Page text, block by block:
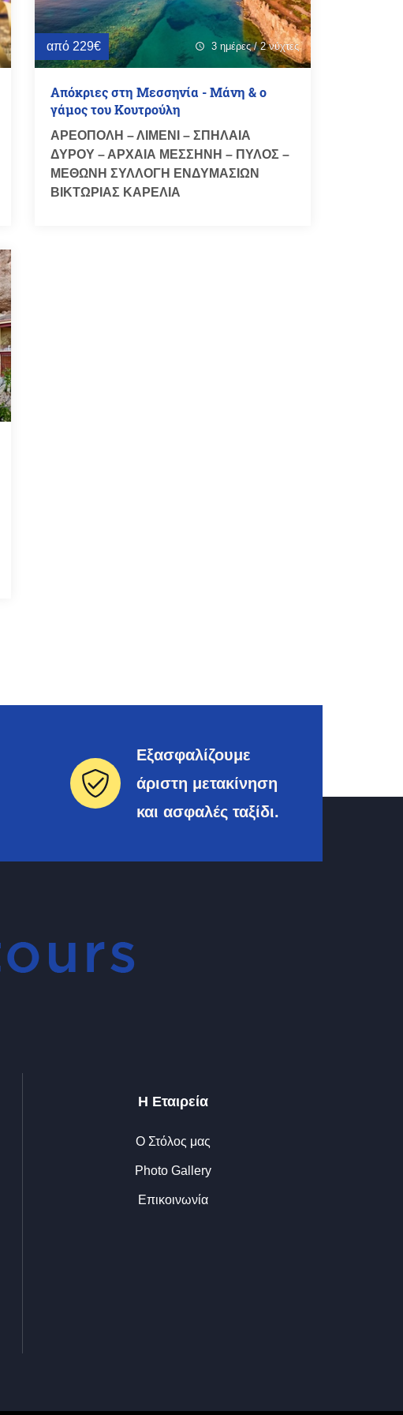
από 229€ schedule 3 ημέρες / 2 νύχτες
Απόκριες στη Μεσσηνία - Μάνη & ο
γάμος του Κουτρούλη
ΑΡΕΟΠΟΛΗ – ΛΙΜΕΝΙ – ΣΠΗΛΑΙΑ
ΔΥΡΟΥ – ΑΡΧΑΙΑ ΜΕΣΣΗΝΗ – ΠΥΛΟΣ –
ΜΕΘΩΝΗ ΣΥΛΛΟΓΗ ΕΝΔΥΜΑΣΙΩΝ
ΒΙΚΤΩΡΙΑΣ ΚΑΡΕΛΙΑ
Εξασφαλίζουμε
άριστη μετακίνηση
και ασφαλές ταξίδι.
Η Εταιρεία
Ο Στόλος μας
Photo Gallery
Επικοινωνία